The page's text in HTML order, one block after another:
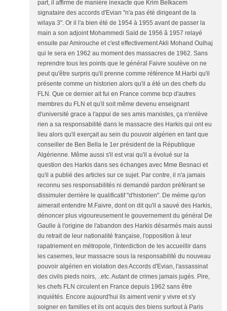
part, il affirme de manière inexacte que Krim Belkacem
signataire des accords d'Evian "n'a pas été dirigeant de la
wilaya 3". Or il l'a bien été de 1954 à 1955 avant de passer la
main a son adjoint Mohammedi Saïd de 1956 â 1957 relayé
ensuite par Amirouche et c'est effectivement Akli Mohand Oulhaj
qui le sera en 1962 au moment des massacres de 1962. Sans
reprendre tous les points que le général Faivre soulève on ne
peut qu'être surpris qu'il prenne comme référence M.Harbi qu'il
présente comme un historien alors qu'il a été un des chefs du
FLN. Que ce dernier ait fui en France comme bcp d'autres
membres du FLN et qu'il soit même devenu enseignant
d'université grace a l'appui de ses amis marxistes, ça n'enlève
rien a sa responsabilité dans le massacre des Harkis qui ont eu
lieu alors qu'il exerçait au sein du pouvoir algérien en tant que
conseiller de Ben Bella le 1er président de la République
Algérienne. Même aussi s'il est vrai qu'il a évolué sur la
question des Harkis dans ses échanges avec Mme Besnaci et
qu'il a publié des articles sur ce sujet. Par contre, il n'a jamais
reconnu ses responsabilités ni demandé pardon préférant se
dissimuler derrière le qualificatif "d'historien". De méme qu'on
aimerait entendre M.Faivre, dont on dit qu'il a sauvé des Harkis,
dénoncer plus vigoureusement le gouvernement du général De
Gaulle à l'origine de l'abandon des Harkis désarmés mais aussi
du retrait de leur nationalité française, l'opposition à leur
rapatriement en métropole, l'interdiction de les accueillir dans
les casernes, leur massacre sous la responsabilité du nouveau
pouvoir algérien en violation des Accords d'Evian, l'assassinat
des civils pieds noirs, ..etc. Autant de crimes jamais jugés. Pire,
les chefs FLN circulent en France depuis 1962 sans être
inquiétés. Encore aujourd'hui ils aiment venir y vivre et s'y
soigner en familles et ils ont acquis des biens surtout à Paris